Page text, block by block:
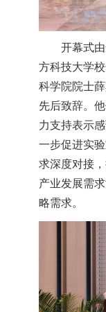
开幕式
方科技大学
科学院院士
先后致辞。
力支持表示
一步促进实
求深度对接
产业发展需
略需求。